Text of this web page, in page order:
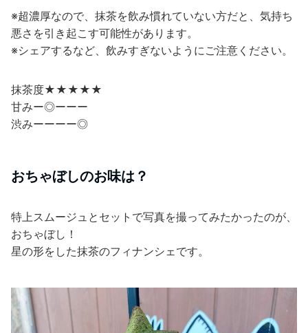
※超濃厚なので、抹茶を飲み慣れていない方だと、気持ち
悪さを引き起こす可能性があります。
※シェアするなど、飲みすぎないようにご注意ください。
抹茶度★★★★★
甘みー◎ーーー
渋みーーーー◎
おちゃぼしのお味は？
特上スムージュとセットで写真を撮ってみたかったのが、
おちゃぼし！
星の形をした抹茶のフィナンシェです。